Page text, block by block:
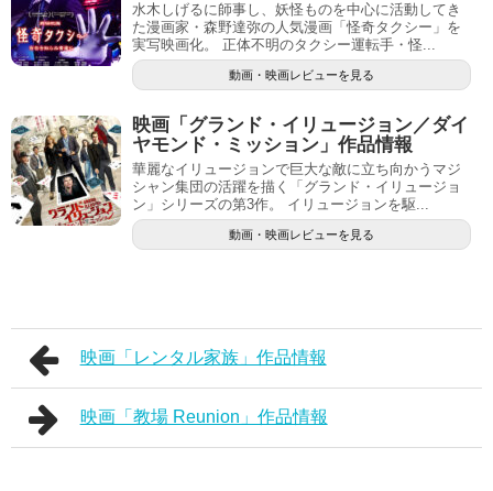
水木しげるに師事し、妖怪ものを中心に活動してき
た漫画家・森野達弥の人気漫画「怪奇タクシー」を
実写映画化。 正体不明のタクシー運転手・怪...
動画・映画レビューを見る
映画「グランド・イリュージョン／ダイ
ヤモンド・ミッション」作品情報
華麗なイリュージョンで巨大な敵に立ち向かうマジ
シャン集団の活躍を描く「グランド・イリュージョ
ン」シリーズの第3作。 イリュージョンを駆...
動画・映画レビューを見る
映画「レンタル家族」作品情報
映画「教場 Reunion」作品情報